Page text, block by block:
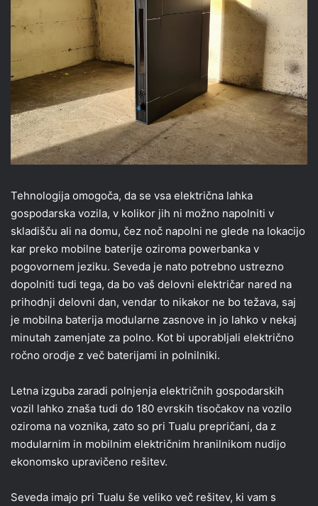
Tehnologija omogoča, da se vsa električna lahka
gospodarska vozila, v kolikor jih ni možno napolniti v
skladišču ali na domu, čez noč napolni ne glede na lokacijo
kar preko mobilne baterije oziroma powerbanka v
pogovornem jeziku. Seveda je nato potrebno ustrezno
dopolniti tudi tega, da bo vaš delovni električar nared na
prihodnji delovni dan, vendar to nikakor ne bo težava, saj
je mobilna baterija modularne zasnove in jo lahko v nekaj
minutah zamenjate za polno. Kot bi uporabljali električno
ročno orodje z več baterijami in polnilniki.
Letna izguba zaradi polnjenja električnih gospodarskih
vozil lahko znaša tudi do 180 evrskih tisočakov na vozilo
oziroma na voznika, zato so pri Tualu prepričani, da z
modularnim in mobilnim električnim hranilnikom nudijo
ekonomsko upravičeno rešitev.
Seveda imajo pri Tualu še veliko več rešitev, ki vam s